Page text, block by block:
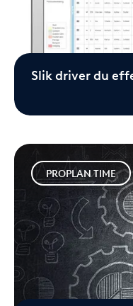
Slik driver du
PROPLAN TIME